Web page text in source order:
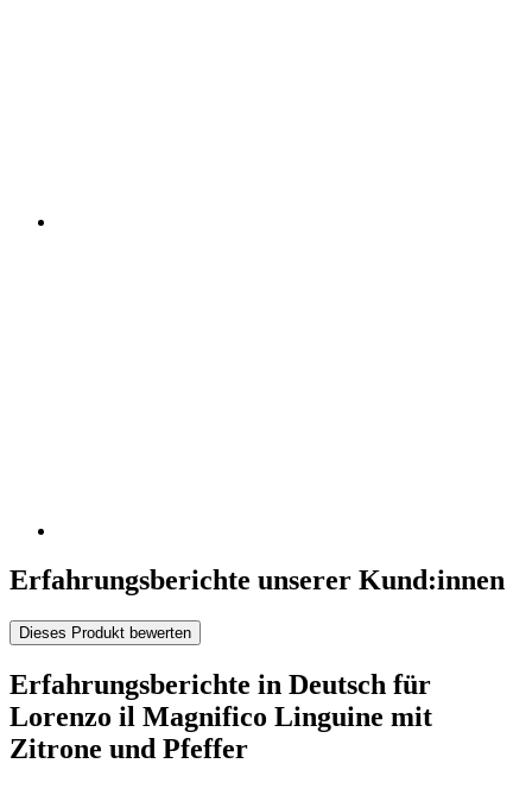
Erfahrungsberichte unserer Kund:innen
Dieses Produkt bewerten
Erfahrungsberichte in Deutsch für
Lorenzo il Magnifico Linguine mit
Zitrone und Pfeffer